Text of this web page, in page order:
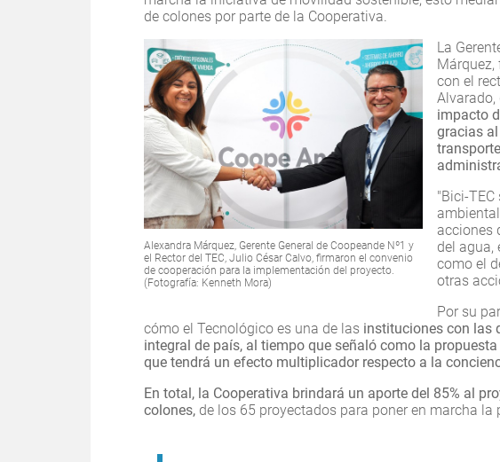
de colones por parte de la Cooperativa.
Alexandra Márquez, Gerente General de Coopeande Nº1 y
el Rector del TEC, Julio César Calvo, firmaron el convenio
de cooperación para la implementación del proyecto.
(Fotografía: Kenneth Mora)
La
con el
Alvarado,
impacto
gracias
"Bici-
acciones
del agua,
como el
otras
Por su
cómo el Tecnológico es una de las instituciones con las
integral de país, al tiempo que señaló como la
que tendrá un efecto multiplicador respecto a la
En total, la Cooperativa brindará un aporte del 85% al
colones, de los 65 proyectados para poner en marcha